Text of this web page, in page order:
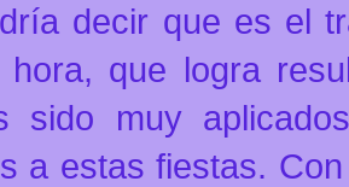
decir que es el
hora, que logra
sido muy
a estas fiestas.